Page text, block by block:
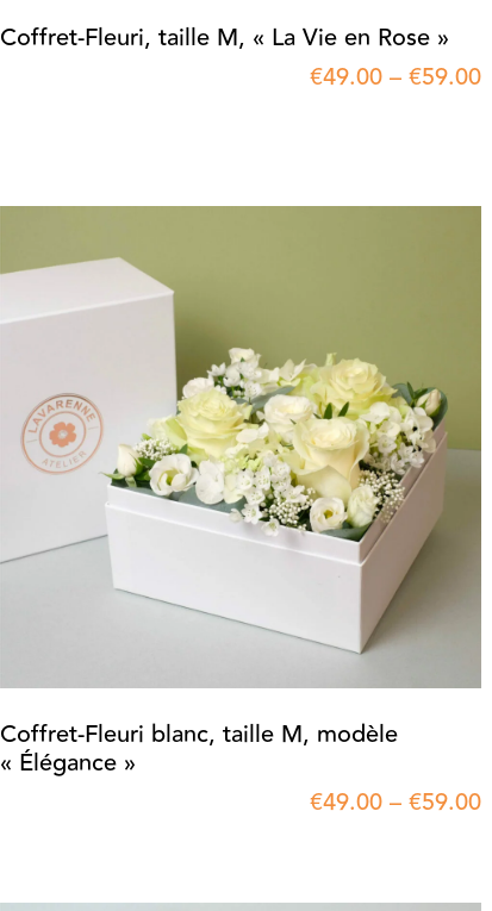
Coffret-Fleuri, taille M, « La Vie en Rose »
€49.00–€59.00
Coffret-Fleuri blanc, taille M, modèle
« Élégance »
€49.00–€59.00